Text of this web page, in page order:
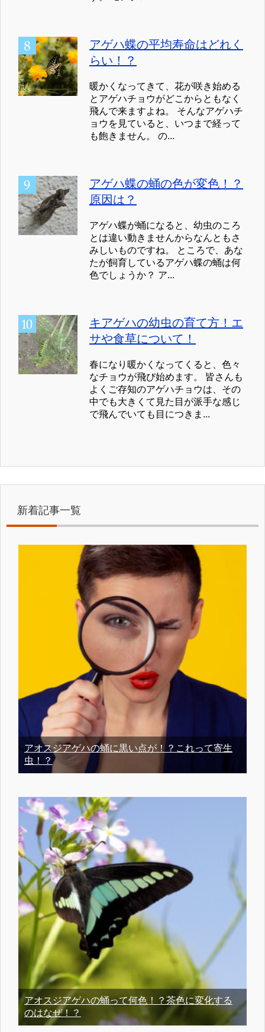
アゲハ蝶の平均寿命はどれく
らい！？
暖かくなってきて、花が咲き始める
とアゲハチョウがどこからともなく
飛んで来ますよね。 そんなアゲハチ
ョウを見ていると、いつまで経って
も飽きません。 の...
アゲハ蝶の蛹の色が変色！？
原因は？
アゲハ蝶が蛹になると、幼虫のころ
とは違い動きませんからなんともさ
みしいものですね。 ところで、あな
たが飼育しているアゲハ蝶の蛹は何
色でしょうか？ ア...
キアゲハの幼虫の育て方！エ
サや食草について！
春になり暖かくなってくると、色々
なチョウが飛び始めます。 皆さんも
よくご存知のアゲハチョウは、その
中でも大きくて見た目が派手な感じ
で飛んでいても目につきま...
新着記事一覧
アオスジアゲハの蛹に黒い点が！？これって寄生
虫！？
アオスジアゲハの蛹って何色！？茶色に変化する
のはなぜ！？